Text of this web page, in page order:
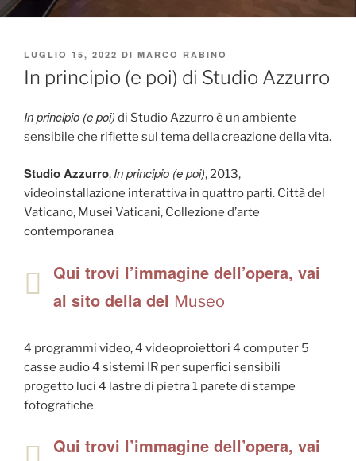
PUBBLICATO
IL
LUGLIO 15, 2022 DI MARCO RABINO
In principio (e poi) di Studio Azzurro
In principio (e poi) di Studio Azzurro è un ambiente
sensibile che riflette sul tema della creazione della vita.
Studio Azzurro,In principio (e poi), 2013,
videoinstallazione interattiva in quattro parti. Città del
Vaticano, Musei Vaticani, Collezione d’arte
contemporanea
Qui trovi l’immagine dell’opera, vai
al sito della del Museo
4 programmi video, 4 videoproiettori 4 computer 5
casse audio 4 sistemi IR per superfici sensibili
progetto luci 4 lastre di pietra 1 parete di stampe
fotografiche
Qui trovi l’immagine dell’opera, vai